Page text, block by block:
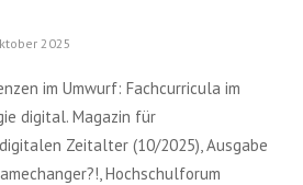
2025
im Umwurf: Fachcurricula im
digital. Magazin für
Zeitalter (10/2025), Ausgabe
Hochschulforum